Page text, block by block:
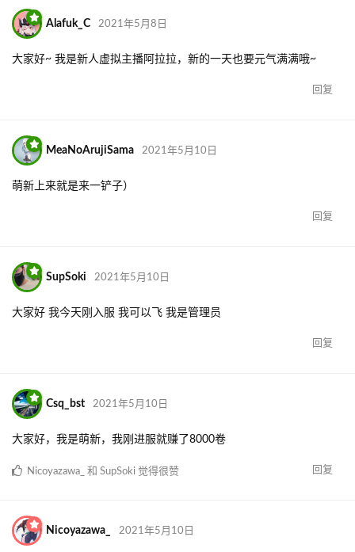
Alafuk_C 2021年5月8日
大家好~ 我是新人虚拟主播阿拉拉，新的一天也要元气满满哦~
回复
MeaNoArujiSama 2021年5月10日
萌新上来就是来一铲子）
回复
SupSoki 2021年5月10日
大家好 我今天刚入服 我可以飞 我是管理员
回复
Csq_bst 2021年5月10日
大家好，我是萌新，我刚进服就赚了8000卷
回复
Nicoyazawa_ 和 SupSoki 觉得很赞
Nicoyazawa_ 2021年5月10日